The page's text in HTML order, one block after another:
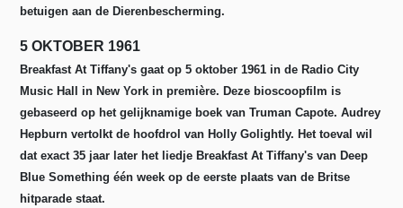
betuigen aan de Dierenbescherming.
5 OKTOBER 1961
Breakfast At Tiffany's gaat op 5 oktober 1961 in de Radio City
Music Hall in New York in première. Deze bioscoopfilm is
gebaseerd op het gelijknamige boek van Truman Capote. Audrey
Hepburn vertolkt de hoofdrol van Holly Golightly. Het toeval wil
dat exact 35 jaar later het liedje Breakfast At Tiffany's van Deep
Blue Something één week op de eerste plaats van de Britse
hitparade staat.